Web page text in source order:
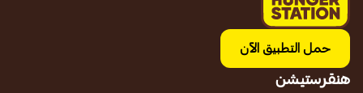
حمل التطبيق الآن
هنقرستيشن